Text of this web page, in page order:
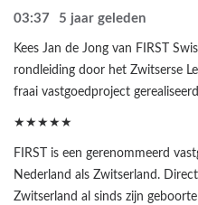
03:37 5 jaar geleden
Kees Jan de Jong van FIRST
rondleiding door het Zwitserse
fraai vastgoedproject
★★★★★
FIRST is een gerenommeerd
Nederland als Zwitserland.
Zwitserland al sinds zijn